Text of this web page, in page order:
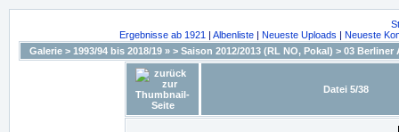
Ergebnisse ab 1921 | Albenliste| Neueste Uploads | Neueste
Galerie > 1993/94 bis 2018/19 » > Saison 2012/2013 (RL NO, Pokal) > 03 Berliner
Datei 5/38